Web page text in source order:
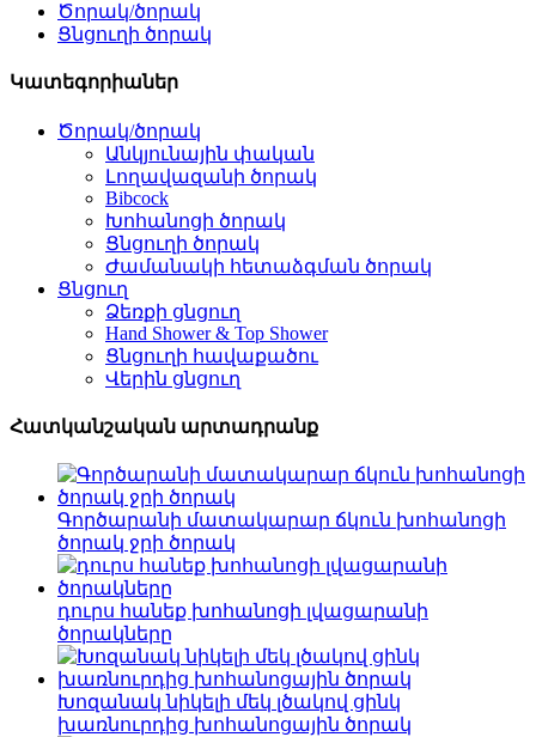
Ծորակ/ծորակ
Ցնցուղի ծորակ
Կատեգորիաներ
Ծորակ/ծորակ
Անկյունային փական
Լողավազանի ծորակ
Bibcock
Խոհանոցի ծորակ
Ցնցուղի ծորակ
Ժամանակի հետաձգման ծորակ
Ցնցուղ
Ձեռքի ցնցուղ
Hand Shower & Top Shower
Ցնցուղի հավաքածու
Վերին ցնցուղ
Հատկանշական արտադրանք
Գործարանի մատակարար ճկուն խոհանոցի
ծորակ ջրի ծորակ
դուրս հանեք խոհանոցի լվացարանի
ծորակները
Խոզանակ նիկելի մեկ լծակով ցինկ
խառնուրդից խոհանոցային ծորակ